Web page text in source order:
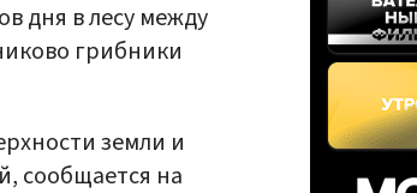
дня в лесу между
грибники
земли и
сообщается на